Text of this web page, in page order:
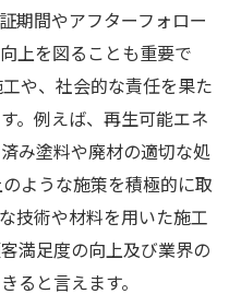
期間やアフターフォロー
上を図ることも重要で
や、社会的な責任を果た
。例えば、再生可能エネ
み塗料や廃材の適切な処
ような施策を積極的に取
技術や材料を用いた施工
満足度の向上及び業界の
ると言えます。